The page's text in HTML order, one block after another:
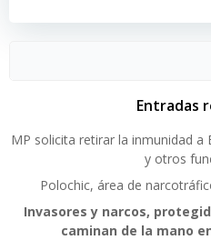
Entradas
MP solicita retirar la inmunidad a
y otros
Polochic, área de
Invasores y narcos,
caminan de la mano